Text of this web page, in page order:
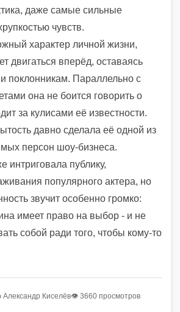
даже самые сильные
чувств.
характер личной жизни,
двигаться вперёд, оставаясь
поклонникам. Параллельно с
она не боится говорить о
за кулисами её известности.
давно сделала её одной из
персон шоу-бизнеса.
интриговала публику,
популярного актера, но
звучит особенно громко:
имеет право на выбор - и не
собой ради того, чтобы кому-то
Александр Киселёв👁 3660 просмотров